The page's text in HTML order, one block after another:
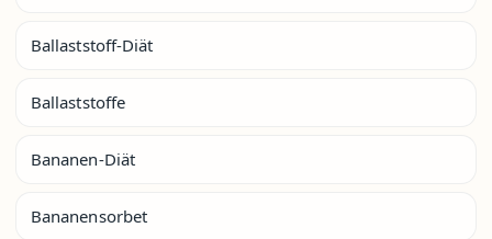
Ballaststoff-Diät
Ballaststoffe
Bananen-Diät
Bananensorbet